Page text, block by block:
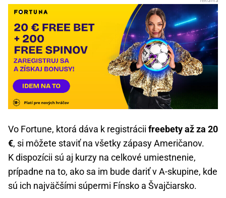
Vo Fortune, ktorá dáva k registrácii freebety až za 20
€, si môžete staviť na všetky zápasy Američanov.
K dispozícii sú aj kurzy na celkové umiestnenie,
prípadne na to, ako sa im bude dariť v A-skupine, kde
sú ich najväčšími súpermi Fínsko a Švajčiarsko.